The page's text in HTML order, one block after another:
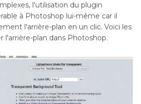
l'utilisation du plugin
à Photoshop lui-même car il
l'arrière-plan en un clic. Voici les
l'arrière-plan dans Photoshop.